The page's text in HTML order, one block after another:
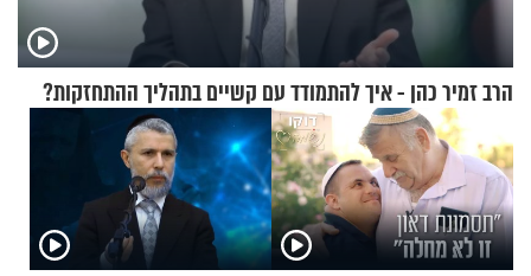
הרב זמיר כהן - איך להתמודד עם קשיים בתהליך ההתחזקות?